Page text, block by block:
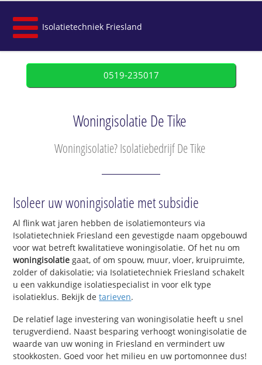
Isolatietechniek Friesland
0519-235017
Woningisolatie De Tike
Woningisolatie? Isolatiebedrijf De Tike
Isoleer uw woningisolatie met subsidie
Al flink wat jaren hebben de isolatiemonteurs via
Isolatietechniek Friesland een gevestigde naam opgebouwd
voor wat betreft kwalitatieve woningisolatie. Of het nu om
woningisolatie gaat, of om spouw, muur, vloer, kruipruimte,
zolder of dakisolatie; via Isolatietechniek Friesland schakelt
u een vakkundige isolatiespecialist in voor elk type
isolatieklus. Bekijk detarieven.
De relatief lage investering van woningisolatie heeft u snel
terugverdiend. Naast besparing verhoogt woningisolatie de
waarde van uw woning in Friesland en vermindert uw
stookkosten. Goed voor het milieu en uw portomonnee dus!